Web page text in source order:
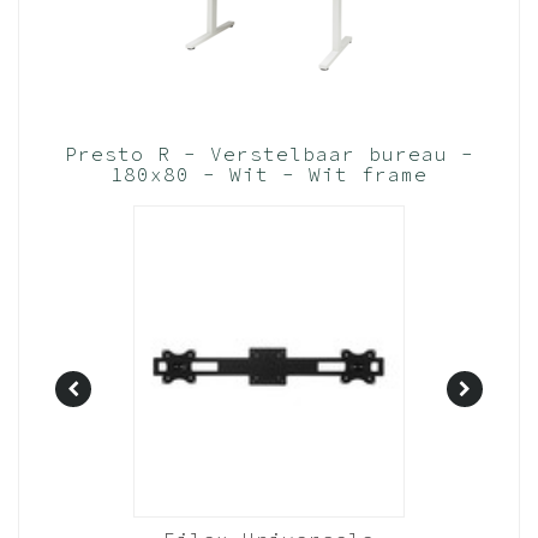
Presto R - Verstelbaar bureau -
180x80 - Wit - Wit frame